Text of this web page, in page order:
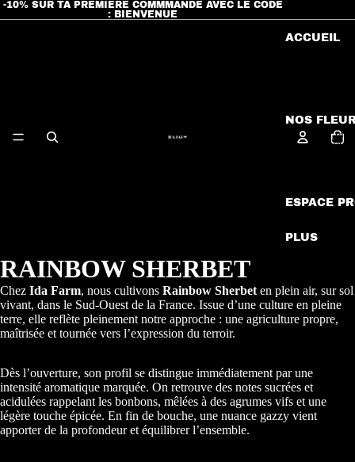
-10% SUR TA PREMIÈRE COMMMANDE AVEC LE CODE
: BIENVENUE
ACCUEIL
NOS
ESPACE
PLUS
total
Ouvrir
l’image
en
plein
écran
RAINBOW SHERBET
Chez Ida Farm, nous cultivons Rainbow Sherbet en plein air, sur sol
vivant, dans le Sud-Ouest de la France. Issue d’une culture en pleine
terre, elle reflète pleinement notre approche : une agriculture propre,
maîtrisée et tournée vers l’expression du terroir.
Dès l’ouverture, son profil se distingue immédiatement par une
intensité aromatique marquée. On retrouve des notes sucrées et
acidulées rappelant les bonbons, mêlées à des agrumes vifs et une
légère touche épicée. En fin de bouche, une nuance gazzy vient
apporter de la profondeur et équilibrer l’ensemble.